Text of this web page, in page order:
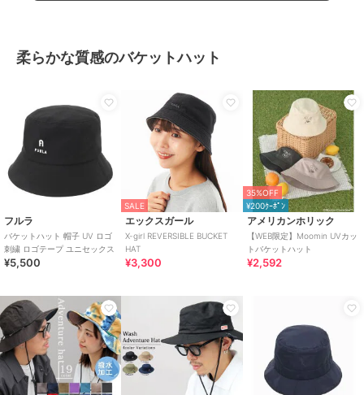
柔らかな質感のバケットハット
フルラ
バケットハット 帽子 UV ロゴ
刺繍 ロゴテープ ユニセックス
¥5,500
SALE
エックスガール
X-girl REVERSIBLE BUCKET
HAT
¥3,300
35%OFF
¥200ｸｰﾎﾟﾝ
アメリカンホリック
【WEB限定】Moomin UVカッ
トバケットハット
¥2,592